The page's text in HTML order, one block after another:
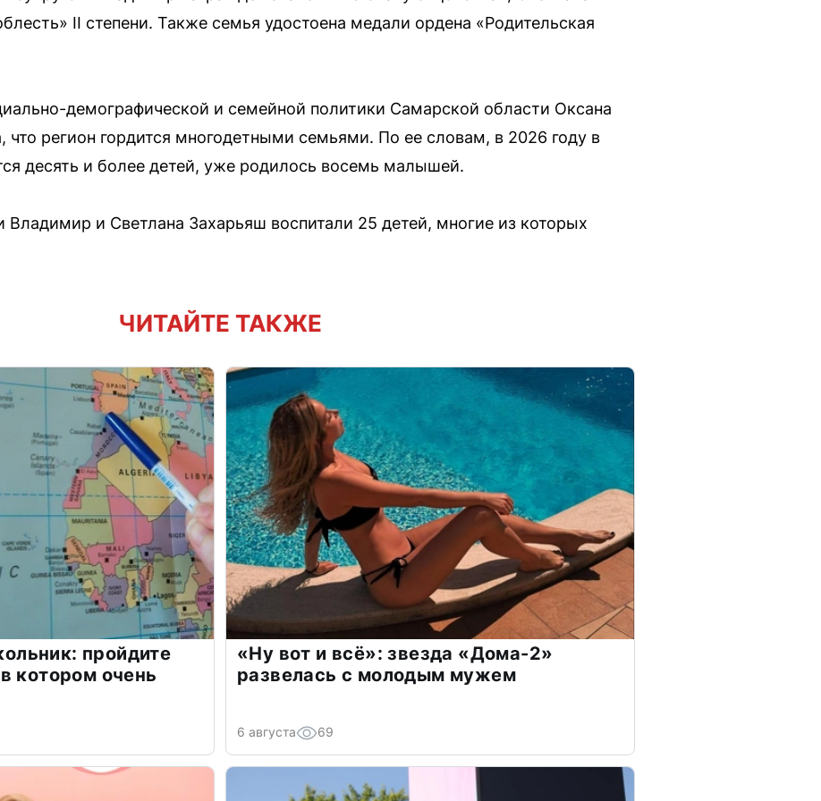
II степени. Также семья удостоена медали ордена «Родительская
демографической и семейной политики Самарской области Оксана
что регион гордится многодетными семьями. По ее словам, в 2026 году в
десять и более детей, уже родилось восемь малышей.
Владимир и Светлана Захарьяш воспитали 25 детей, многие из которых
ЧИТАЙТЕ ТАКЖЕ
пройдите
котором очень
«Ну вот и всё»: звезда «Дома-2»
развелась с молодым мужем
6 августа 69